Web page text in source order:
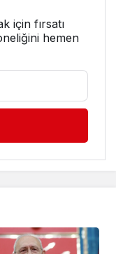
için fırsatı
hemen